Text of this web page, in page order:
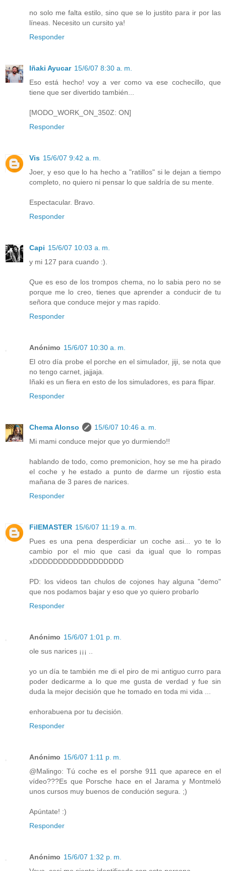
no solo me falta estilo, sino que se lo justito para ir por las
líneas. Necesito un cursito ya!
Responder
Iñaki Ayucar 15/6/07 8:30 a. m.
Eso está hecho! voy a ver como va ese cochecillo, que
tiene que ser divertido también...
[MODO_WORK_ON_350Z: ON]
Responder
Vis 15/6/07 9:42 a. m.
Joer, y eso que lo ha hecho a "ratillos" si le dejan a tiempo
completo, no quiero ni pensar lo que saldría de su mente.
Espectacular. Bravo.
Responder
Capi 15/6/07 10:03 a. m.
y mi 127 para cuando :).
Que es eso de los trompos chema, no lo sabia pero no se
porque me lo creo, tienes que aprender a conducir de tu
señora que conduce mejor y mas rapido.
Responder
Anónimo 15/6/07 10:30 a. m.
El otro día probe el porche en el simulador, jiji, se nota que
no tengo carnet, jajjaja.
Iñaki es un fiera en esto de los simuladores, es para flipar.
Responder
Chema Alonso
15/6/07 10:46 a. m.
Mi mami conduce mejor que yo durmiendo!!
hablando de todo, como premonicion, hoy se me ha pirado
el coche y he estado a punto de darme un rijostio esta
mañana de 3 pares de narices.
Responder
FilEMASTER 15/6/07 11:19 a. m.
Pues es una pena desperdiciar un coche asi... yo te lo
cambio por el mio que casi da igual que lo rompas
xDDDDDDDDDDDDDDDDDD
PD: los videos tan chulos de cojones hay alguna "demo"
que nos podamos bajar y eso que yo quiero probarlo
Responder
Anónimo 15/6/07 1:01 p. m.
ole sus narices ¡¡¡ ..
yo un día te también me di el piro de mi antiguo curro para
poder dedicarme a lo que me gusta de verdad y fue sin
duda la mejor decisión que he tomado en toda mi vida ...
enhorabuena por tu decisión.
Responder
Anónimo 15/6/07 1:11 p. m.
@Malingo: Tú coche es el porshe 911 que aparece en el
vídeo???Es que Porsche hace en el Jarama y Montmeló
unos cursos muy buenos de condución segura. ;)
Apúntate! :)
Responder
Anónimo 15/6/07 1:32 p. m.